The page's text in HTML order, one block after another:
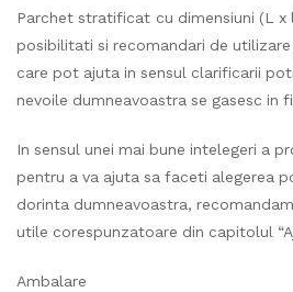
Parchet stratificat cu dimensiuni (L x
posibilitati si recomandari de
care pot ajuta in sensul clarificarii
nevoile dumneavoastra se gasesc in
In sensul unei mai bune intelegeri a
pentru a va ajuta sa faceti alegerea
dorinta dumneavoastra,
utile corespunzatoare din capitolul
Ambalare